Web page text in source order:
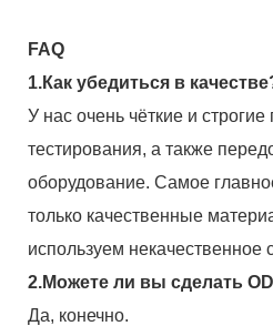
FAQ
1.Как убедиться в
У нас очень чёткие и
тестирования, а также
оборудование. Самое
только качественные
используем некачественное
2.Можете ли вы сделать
Да, конечно.